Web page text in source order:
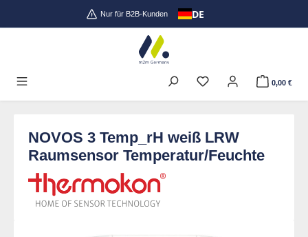
Zum Hauptinhalt springenNur für B2B-Kunden DE
0,00 €
NOVOS 3 Temp_rH weiß LRW
Raumsensor Temperatur/Feuchte